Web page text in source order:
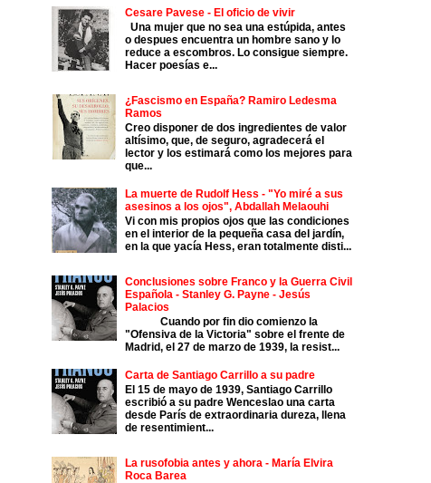
Cesare Pavese - El oficio de vivir
Una mujer que no sea una estúpida, antes
o despues encuentra un hombre sano y lo
reduce a escombros. Lo consigue siempre.
Hacer poesías e...
¿Fascismo en España? Ramiro Ledesma
Ramos
Creo disponer de dos ingredientes de valor
altísimo, que, de seguro, agradecerá el
lector y los estimará como los mejores para
que...
La muerte de Rudolf Hess - "Yo miré a sus
asesinos a los ojos", Abdallah Melaouhi
Vi con mis propios ojos que las condiciones
en el interior de la pequeña casa del jardín,
en la que yacía Hess, eran totalmente disti...
Conclusiones sobre Franco y la Guerra Civil
Española - Stanley G. Payne - Jesús
Palacios
Cuando por fin dio comienzo la
"Ofensiva de la Victoria" sobre el frente de
Madrid, el 27 de marzo de 1939, la resist...
Carta de Santiago Carrillo a su padre
El 15 de mayo de 1939, Santiago Carrillo
escribió a su padre Wenceslao una carta
desde París de extraordinaria dureza, llena
de resentimient...
La rusofobia antes y ahora - María Elvira
Roca Barea